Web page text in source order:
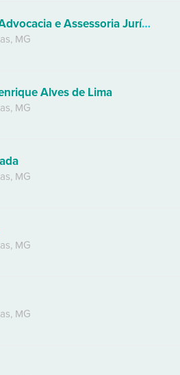
Jefferson Teixeira / Advocacia e Assessoria Jurídica
, MG
Alves de Lima
, MG
, MG
, MG
, MG